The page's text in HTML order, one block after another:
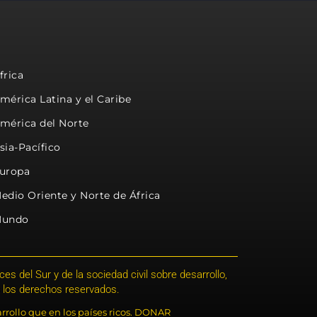
Latina y el Caribe
del Norte
Pacífico
Oriente y Norte de África
del Sur y de la sociedad civil sobre desarrollo,
derechos reservados.
que en los países ricos. DONAR